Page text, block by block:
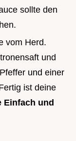
sollte den
vom Herd.
und
und einer
ist deine
Einfach und